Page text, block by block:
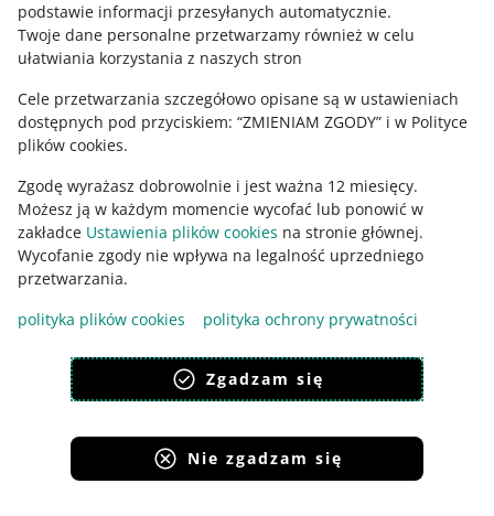
podstawie informacji przesyłanych automatycznie.
Twoje dane personalne przetwarzamy również w celu
ułatwiania korzystania z naszych stron
Cele przetwarzania szczegółowo opisane są w ustawieniach
dostępnych pod przyciskiem: “ZMIENIAM ZGODY” i w Polityce
plików cookies.
Zgodę wyrażasz dobrowolnie i jest ważna 12 miesięcy.
Możesz ją w każdym momencie wycofać lub ponowić w
zakładce Ustawienia plików cookies na stronie głównej.
Wycofanie zgody nie wpływa na legalność uprzedniego
przetwarzania.
polityka plików cookies
polityka ochrony prywatności
Zgadzam się
Nie zgadzam się
PODCAST
008: Zwroty, reklamacje, regulamin
sprzedaży. Jak uniknąć najczęściej
popełnianych błędów? - Sebastian
Kovacs
047: Charakterystyka czeskiego
konsumenta - Sebastian Jastrzębski i
Jakub Wiśniewski
051: Prawne aspekty prowadzenia
sklepu internetowego - Marcin Tomczak
PODCAST
księgowe - Tomasz Kwiatkowski
Zajrzyj na Allegro Gadane
Ta strona jest też dostępna w innych językach
wygląd:
Serwisy Grupy Allegro